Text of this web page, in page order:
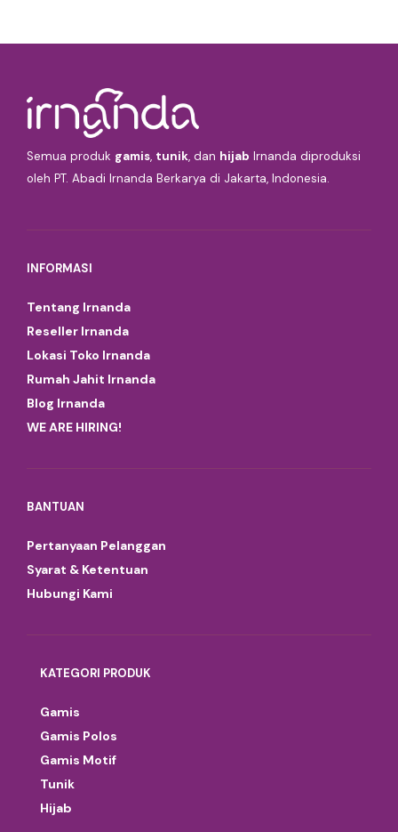
Semua produk gamis, tunik, dan hijab Irnanda diproduksi
oleh PT. Abadi Irnanda Berkarya di Jakarta, Indonesia.
INFORMASI
Tentang Irnanda
Reseller Irnanda
Lokasi Toko Irnanda
Rumah Jahit Irnanda
Blog Irnanda
WE ARE HIRING!
BANTUAN
Pertanyaan Pelanggan
Syarat & Ketentuan
Hubungi Kami
KATEGORI PRODUK
Gamis
Gamis Polos
Gamis Motif
Tunik
Hijab